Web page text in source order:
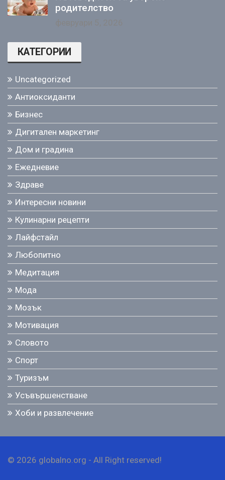
родителство
февруари 5, 2026
КАТЕГОРИИ
Uncategorized
Антиоксиданти
Бизнес
Дигитален маркетинг
Дом и градина
Ежедневие
Здраве
Интересни новини
Кулинарни рецепти
Лайфстайл
Любопитно
Медитация
Мода
Мозък
Мотивация
Словото
Спорт
Туризъм
Усъвършенстване
Хоби и развлечение
© 2026 globalno.org - All Right reserved!